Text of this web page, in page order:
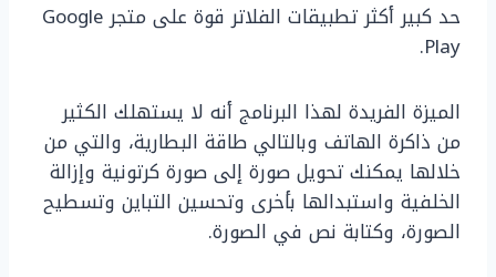
حد كبير أكثر تطبيقات الفلاتر قوة على متجر Google
Play.
الميزة الفريدة لهذا البرنامج أنه لا يستهلك الكثير
من ذاكرة الهاتف وبالتالي طاقة البطارية، والتي من
خلالها يمكنك تحويل صورة إلى صورة كرتونية وإزالة
الخلفية واستبدالها بأخرى وتحسين التباين وتسطيح
الصورة، وكتابة نص في الصورة.